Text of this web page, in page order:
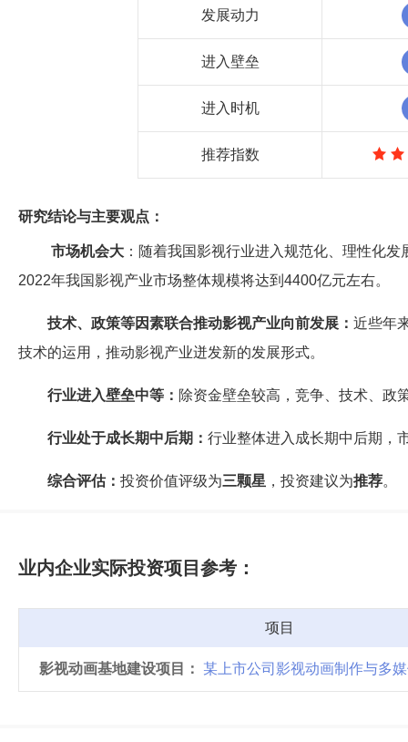
发展动力
进入壁垒
进入时机
推荐指数
研究结论与主要观点：
市场机会大 ：随着我国影视行业进入规范化、理性化
2022年我国影视产业市场整体规模将达到4400亿元左右。
技术、政策等因素联合推动影视产业向前发展： 近些年
技术的运用，推动影视产业迸发新的发展形式。
行业进入壁垒中等： 除资金壁垒较高，竞争、技术、政
行业处于成长期中后期： 行业整体进入成长期中后期，
综合评估： 投资价值评级为三颗星 ，投资建议为推荐。
业内企业实际投资项目参考：
项目
影视动画基地建设项目： 某上市公司影视动画制作与多媒体应用